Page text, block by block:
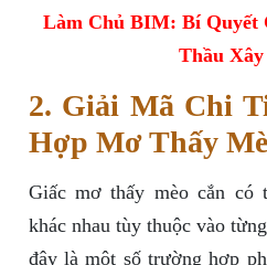
Làm Chủ BIM: Bí Quyết
Thầu
2. Giải Mã Chi
Hợp Mơ Thấy
Giấc mơ thấy mèo cắn có
khác nhau tùy thuộc vào
đây là một số trường hợp